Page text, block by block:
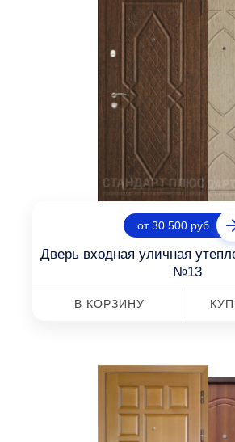
от 30 500 руб.
Дверь входная уличная
№13
В КОРЗИНУ